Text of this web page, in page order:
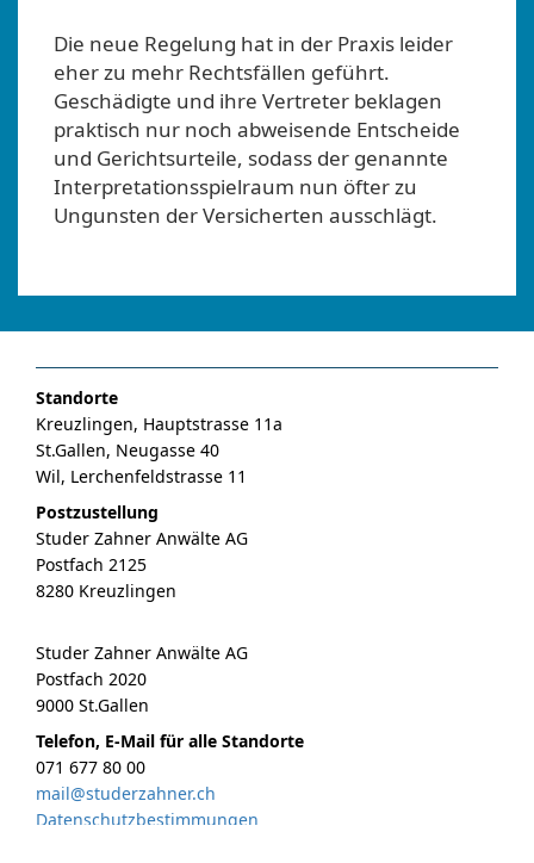
Die neue Regelung hat in der Praxis leider
eher zu mehr Rechtsfällen geführt.
Geschädigte und ihre Vertreter beklagen
praktisch nur noch abweisende Entscheide
und Gerichtsurteile, sodass der genannte
Interpretationsspielraum nun öfter zu
Ungunsten der Versicherten ausschlägt.
Standorte
Kreuzlingen, Hauptstrasse 11a
St.Gallen, Neugasse 40
Wil, Lerchenfeldstrasse 11
Postzustellung
Studer Zahner Anwälte AG
Postfach 2125
8280 Kreuzlingen
Studer Zahner Anwälte AG
Postfach 2020
9000 St.Gallen
Telefon, E-Mail für alle Standorte
071 677 80 00
mail@studerzahner.ch
Datenschutzbestimmungen